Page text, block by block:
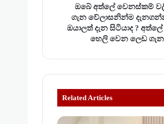
ක්
ගැ
න
වේ
ඔබේ අත්ලේ වෙනස්කම්
ගැන වේලාසනින්ම
ඔයාලත් දැන සිටියාද ?
හෙලි වෙන ලෙඩ
Related Articles